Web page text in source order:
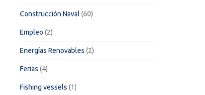
Construcción Naval (60)
Empleo (2)
Energías Renovables (2)
Ferias (4)
Fishing vessels (1)